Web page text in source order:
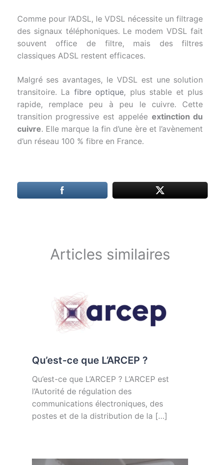
Comme pour l’ADSL, le VDSL nécessite un filtrage
des signaux téléphoniques. Le modem VDSL fait
souvent office de filtre, mais des filtres
classiques ADSL restent efficaces.
Malgré ses avantages, le VDSL est une solution
transitoire. La fibre optique, plus stable et plus
rapide, remplace peu à peu le cuivre. Cette
transition progressive est appelée extinction du
cuivre. Elle marque la fin d’une ère et l’avènement
d’un réseau 100 % fibre en France.
Articles similaires
Qu’est-ce que L’ARCEP ?
Qu’est-ce que L’ARCEP ? L’ARCEP est
l’Autorité de régulation des
communications électroniques, des
postes et de la distribution de la […]